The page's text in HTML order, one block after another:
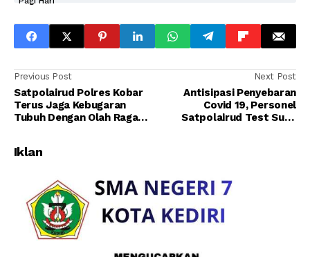
Previous Post
Satpolairud Polres Kobar
Terus Jaga Kebugaran
Tubuh Dengan Olah Raga
Next Post
Antisipasi Penyebaran
Covid 19, Personel
Satpolairud Test Suhu
Iklan